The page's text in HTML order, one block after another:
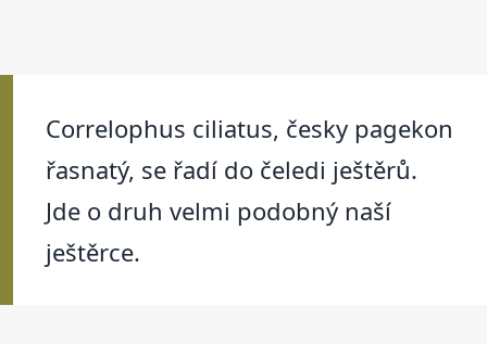
Correlophus ciliatus, česky pagekon
řasnatý, se řadí do čeledi ještěrů.
Jde o druh velmi podobný naší
ještěrce.